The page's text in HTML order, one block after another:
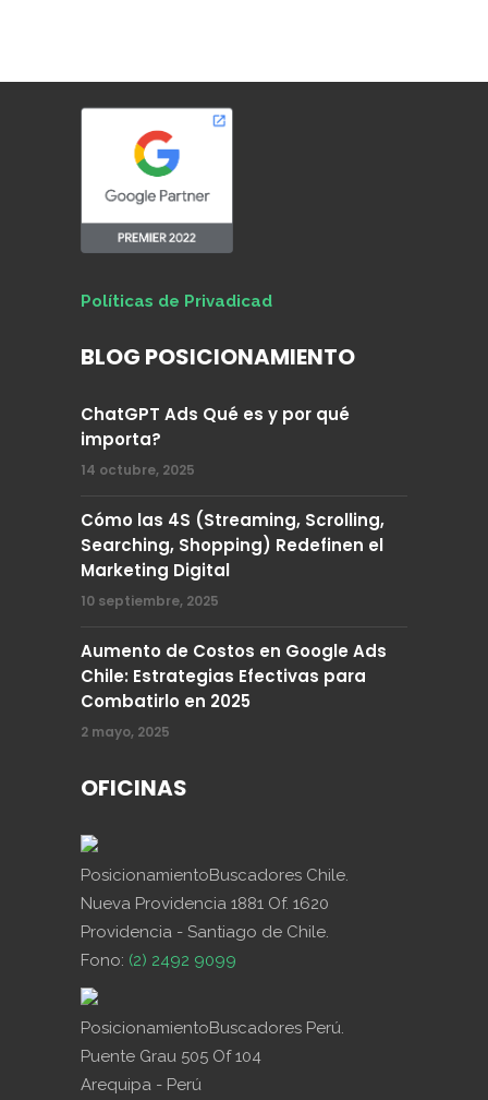
Políticas de Privadicad
BLOG POSICIONAMIENTO
ChatGPT Ads Qué es y por qué
importa?
14 octubre, 2025
Cómo las 4S (Streaming, Scrolling,
Searching, Shopping) Redefinen el
Marketing Digital
10 septiembre, 2025
Aumento de Costos en Google Ads
Chile: Estrategias Efectivas para
Combatirlo en 2025
2 mayo, 2025
OFICINAS
PosicionamientoBuscadores Chile.
Nueva Providencia 1881 Of. 1620
Providencia - Santiago de Chile.
Fono: (2) 2492 9099
PosicionamientoBuscadores Perú.
Puente Grau 505 Of 104
Arequipa - Perú